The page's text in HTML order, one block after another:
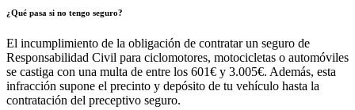
¿Qué pasa si no tengo seguro?
El incumplimiento de la obligación de contratar un seguro de
Responsabilidad Civil para ciclomotores, motocicletas o automóviles
se castiga con una multa de entre los 601€ y 3.005€. Además, esta
infracción supone el precinto y depósito de tu vehículo hasta la
contratación del preceptivo seguro.